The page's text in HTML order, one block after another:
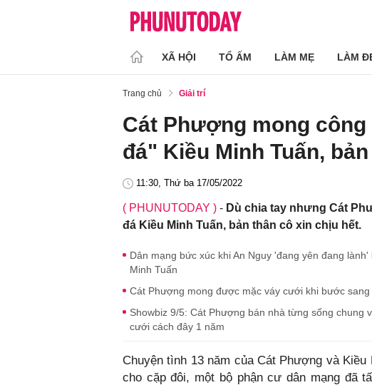
XÃ HỘI TỔ ẤM LÀM MẸ LÀM
Trang chủ Giải trí
Cát Phượng mong
đá" Kiều Minh Tuấn,
11:30, Thứ ba 17/05/2022
( PHUNUTODAY ) - Dù chia tay nhưng Cát
đá Kiều Minh Tuấn, bản thân cô xin chịu hết.
Dân mạng bức xúc khi An Nguy 'đang yên đang
Minh Tuấn
Cát Phượng mong được mặc váy cưới khi bước
Showbiz 9/5: Cát Phượng bán nhà từng sống chung
cưới cách đây 1 năm
Chuyện tình 13 năm của Cát Phượng và
cho cặp đôi, một bộ phận cư dân mạng đã